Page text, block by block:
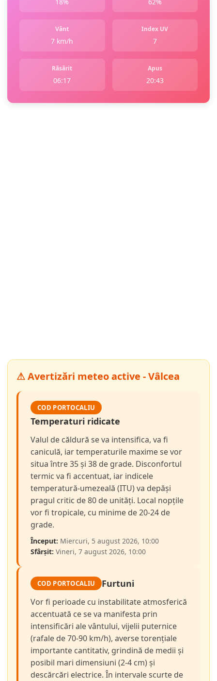
Vânt
7 km/h
Index UV
7
Răsărit
06:17
Apus
20:43
⚠ Avertizări meteo active - Vâlcea
COD PORTOCALIU
Temperaturi ridicate
Valul de căldură se va intensifica, va fi
caniculă, iar temperaturile maxime se vor
situa între 35 și 38 de grade. Disconfortul
termic va fi accentuat, iar indicele
temperatură-umezeală (ITU) va depăși
pragul critic de 80 de unități. Local nopțile
vor fi tropicale, cu minime de 20-24 de
grade.
Început: Miercuri, 5 august 2026, 10:00
Sfârșit: Vineri, 7 august 2026, 10:00
COD PORTOCALIU Furtuni
Vor fi perioade cu instabilitate atmosferică
accentuată ce se va manifesta prin
intensificări ale vântului, vijelii puternice
(rafale de 70-90 km/h), averse torențiale
importante cantitativ, grindină de medii și
posibil mari dimensiuni (2-4 cm) și
descărcări electrice. În intervale scurte de